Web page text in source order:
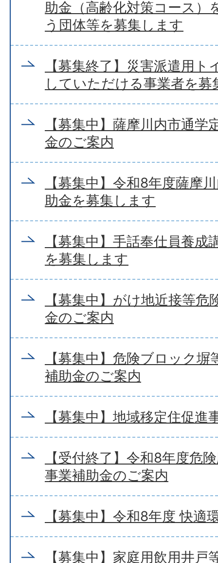
助金（高齢化対策コース）
う団体等を募集します
【募集終了】災害派遣用
していただける事業者を募
【募集中】薩摩川内市通学
金のご案内
【募集中】令和8年度薩摩
助金を募集します
【募集中】手話奉仕員養
を募集します
【募集中】がけ地近接等
金のご案内
【募集中】危険ブロック
補助金のご案内
【募集中】地域移定住促進
【受付終了】令和8年度危
事業補助金のご案内
【募集中】令和8年度 快適
【募集中】家庭用飲用井戸